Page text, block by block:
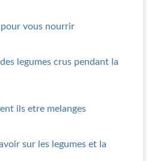
pour vous nourrir
legumes crus pendant la
ils etre melanges
sur les legumes et la